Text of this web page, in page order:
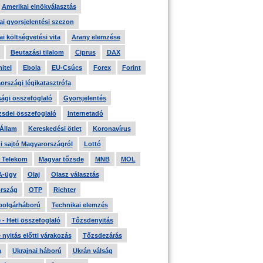
Amerikai elnökválasztás
gyorsjelentési szezon
költségvetési vita Arany elemzése
Beutazási tilalom Ciprus DAX
Ebola EU-Csúcs Forex Forint
légikatasztrófa
összefoglaló Gyorsjelentés
összefoglaló Internetadó
Kereskedési ötlet Koronavírus
sajtó Magyarországról Lottó
Telekom Magyar tőzsde MNB MOL
ügy Olaj Olasz választás
OTP Richter
Technikai elemzés
- Heti összefoglaló Tőzsdenyitás
nyitás előtti várakozás Tőzsdezárás
Ukrajnai háború Ukrán válság